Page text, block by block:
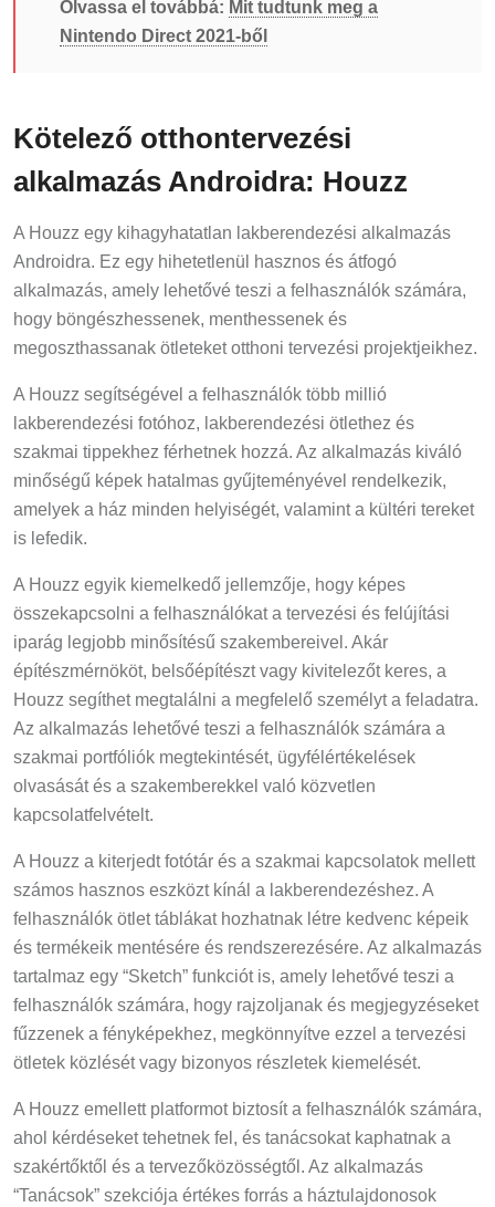
Olvassa el továbbá: Mit tudtunk meg a
Nintendo Direct 2021-ből
Kötelező otthontervezési
alkalmazás Androidra: Houzz
A Houzz egy kihagyhatatlan lakberendezési alkalmazás
Androidra. Ez egy hihetetlenül hasznos és átfogó
alkalmazás, amely lehetővé teszi a felhasználók számára,
hogy böngészhessenek, menthessenek és
megoszthassanak ötleteket otthoni tervezési projektjeikhez.
A Houzz segítségével a felhasználók több millió
lakberendezési fotóhoz, lakberendezési ötlethez és
szakmai tippekhez férhetnek hozzá. Az alkalmazás kiváló
minőségű képek hatalmas gyűjteményével rendelkezik,
amelyek a ház minden helyiségét, valamint a kültéri tereket
is lefedik.
A Houzz egyik kiemelkedő jellemzője, hogy képes
összekapcsolni a felhasználókat a tervezési és felújítási
iparág legjobb minősítésű szakembereivel. Akár
építészmérnököt, belsőépítészt vagy kivitelezőt keres, a
Houzz segíthet megtalálni a megfelelő személyt a feladatra.
Az alkalmazás lehetővé teszi a felhasználók számára a
szakmai portfóliók megtekintését, ügyfélértékelések
olvasását és a szakemberekkel való közvetlen
kapcsolatfelvételt.
A Houzz a kiterjedt fotótár és a szakmai kapcsolatok mellett
számos hasznos eszközt kínál a lakberendezéshez. A
felhasználók ötlet táblákat hozhatnak létre kedvenc képeik
és termékeik mentésére és rendszerezésére. Az alkalmazás
tartalmaz egy “Sketch” funkciót is, amely lehetővé teszi a
felhasználók számára, hogy rajzoljanak és megjegyzéseket
fűzzenek a fényképekhez, megkönnyítve ezzel a tervezési
ötletek közlését vagy bizonyos részletek kiemelését.
A Houzz emellett platformot biztosít a felhasználók számára,
ahol kérdéseket tehetnek fel, és tanácsokat kaphatnak a
szakértőktől és a tervezőközösségtől. Az alkalmazás
“Tanácsok” szekciója értékes forrás a háztulajdonosok